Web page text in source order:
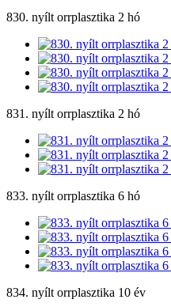
830. nyílt orrplasztika 2 hó
831. nyílt orrplasztika 2 hó
833. nyílt orrplasztika 6 hó
834. nyílt orrplasztika 10 év